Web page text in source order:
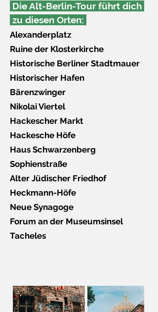
Die Alt-Berlin-Tour führt dich
zu diesen Orten:
Alexanderplatz
Ruine der Klosterkirche
Historische Berliner Stadtmauer
Historischer Hafen
Bärenzwinger
Nikolai Viertel
Hackescher Markt
Hackesche Höfe
Haus Schwarzenberg
Sophienstraße
Alter Jüdischer Friedhof
Heckmann-Höfe
Neue Synagoge
Forum an der Museumsinsel
Tacheles